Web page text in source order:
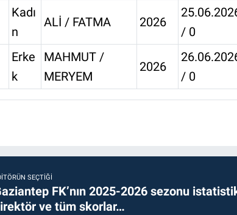
Kadı
n
ALİ / FATMA 2026
/ 0
Erke
k
MAHMUT /
MERYEM
2026
/ 0
SEÇTIĞI
FK’nın 2025-2026 sezonu
ve tüm skorlar…